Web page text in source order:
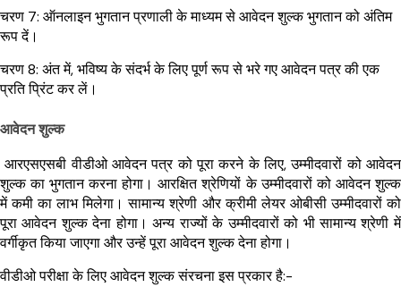
चरण 7: ऑनलाइन भुगतान प्रणाली के माध्यम से आवेदन शुल्क भुगतान को अंतिम
रूप दें।
चरण 8: अंत में, भविष्य के संदर्भ के लिए पूर्ण रूप से भरे गए आवेदन पत्र की एक
प्रति प्रिंट कर लें।
आवेदन शुल्क
आरएसएसबी वीडीओ आवेदन पत्र को पूरा करने के लिए, उम्मीदवारों को आवेदन
शुल्क का भुगतान करना होगा। आरक्षित श्रेणियों के उम्मीदवारों को आवेदन शुल्क
में कमी का लाभ मिलेगा। सामान्य श्रेणी और क्रीमी लेयर ओबीसी उम्मीदवारों को
पूरा आवेदन शुल्क देना होगा। अन्य राज्यों के उम्मीदवारों को भी सामान्य श्रेणी में
वर्गीकृत किया जाएगा और उन्हें पूरा आवेदन शुल्क देना होगा।
वीडीओ परीक्षा के लिए आवेदन शुल्क संरचना इस प्रकार है:-